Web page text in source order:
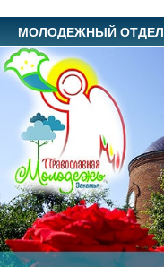
МОЛОДЕЖНЫЙ ОТДЕЛ